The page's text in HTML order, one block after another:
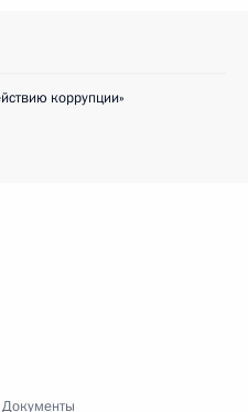
коррупции»
Документы